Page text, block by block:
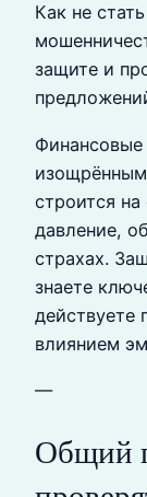
Как не
защите и
Финансовые
строится
давление,
страхах.
знаете
действуете
влиянием
—
Общий